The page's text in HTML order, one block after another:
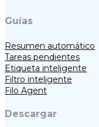
Guías
Resumen automático
Tareas pendientes
Etiqueta inteligente
Filtro inteligente
Filo Agent
Descargar